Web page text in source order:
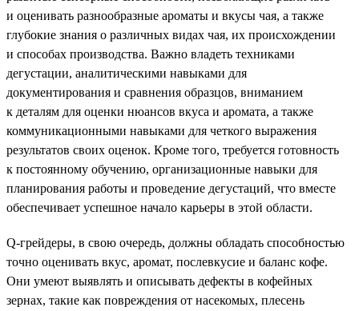
и оценивать разнообразные ароматы и вкусы чая, а также
глубокие знания о различных видах чая, их происхождении
и способах производства. Важно владеть техниками
дегустации, аналитическими навыками для
документирования и сравнения образцов, вниманием
к деталям для оценки нюансов вкуса и аромата, а также
коммуникационными навыками для четкого выражения
результатов своих оценок. Кроме того, требуется готовность
к постоянному обучению, организационные навыки для
планирования работы и проведение дегустаций, что вместе
обеспечивает успешное начало карьеры в этой области.
Q-грейдеры, в свою очередь, должны обладать способностью
точно оценивать вкус, аромат, послевкусие и баланс кофе.
Они умеют выявлять и описывать дефекты в кофейных
зернах, такие как повреждения от насекомых, плесень